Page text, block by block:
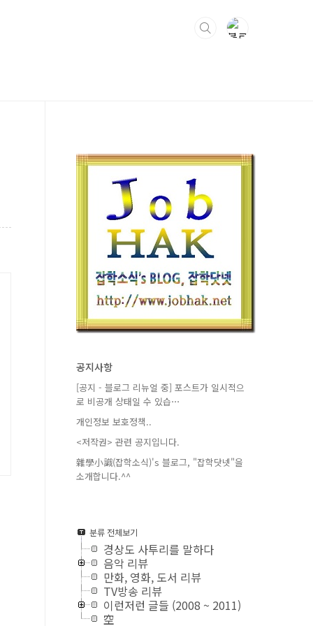
공지사항
[공지 - 블로그 리뉴얼 중] 포스트가 일시적으
로 비공개 상태일 수 있습⋯
개인정보 보호정책..
<저작권> 관련 공지입니다.
雜學小識(잡학소식)'s 블로그, "잡학닷넷"을
소개합니다.^^
분류 전체보기
경상도 사투리를 말하다
음악 리뷰
만화, 영화, 도서 리뷰
TV방송 리뷰
이런저런 글들 (2008 ~ 2011)
空